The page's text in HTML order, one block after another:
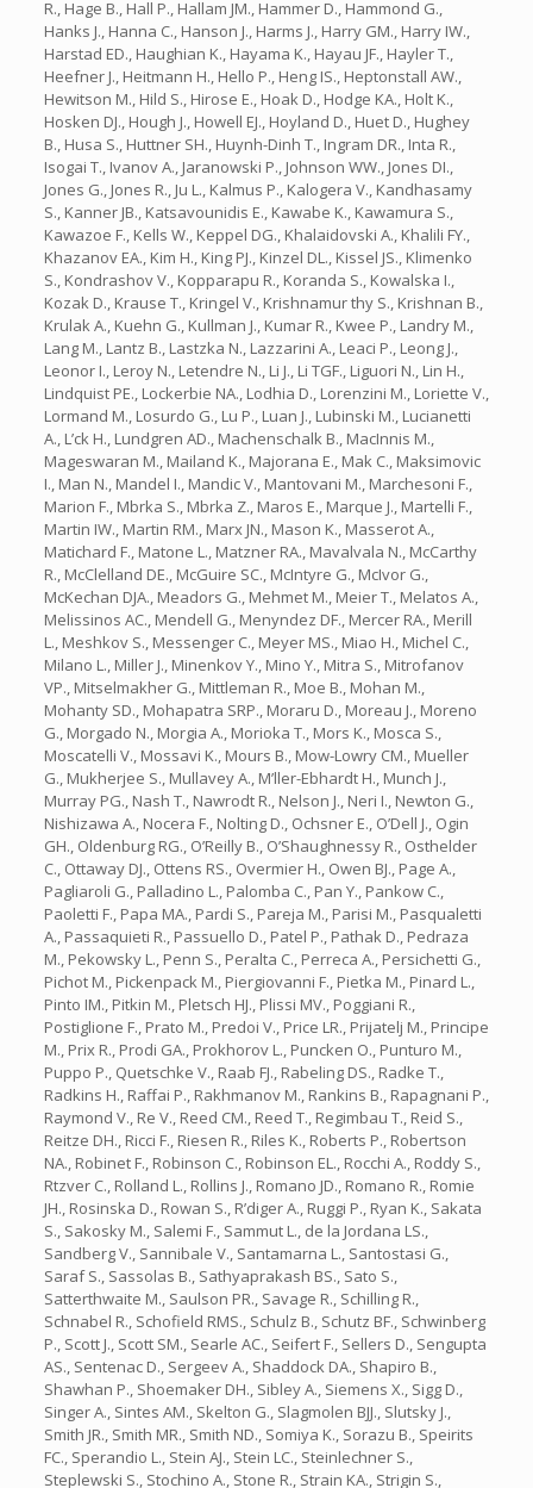
R., Hage B., Hall P., Hallam JM., Hammer D., Hammond G.,
Hanks J., Hanna C., Hanson J., Harms J., Harry GM., Harry IW.,
Harstad ED., Haughian K., Hayama K., Hayau JF., Hayler T.,
Heefner J., Heitmann H., Hello P., Heng IS., Heptonstall AW.,
Hewitson M., Hild S., Hirose E., Hoak D., Hodge KA., Holt K.,
Hosken DJ., Hough J., Howell EJ., Hoyland D., Huet D., Hughey
B., Husa S., Huttner SH., Huynh-Dinh T., Ingram DR., Inta R.,
Isogai T., Ivanov A., Jaranowski P., Johnson WW., Jones DI.,
Jones G., Jones R., Ju L., Kalmus P., Kalogera V., Kandhasamy
S., Kanner JB., Katsavounidis E., Kawabe K., Kawamura S.,
Kawazoe F., Kells W., Keppel DG., Khalaidovski A., Khalili FY.,
Khazanov EA., Kim H., King PJ., Kinzel DL., Kissel JS., Klimenko
S., Kondrashov V., Kopparapu R., Koranda S., Kowalska I.,
Kozak D., Krause T., Kringel V., Krishnamur thy S., Krishnan B.,
Krulak A., Kuehn G., Kullman J., Kumar R., Kwee P., Landry M.,
Lang M., Lantz B., Lastzka N., Lazzarini A., Leaci P., Leong J.,
Leonor I., Leroy N., Letendre N., Li J., Li TGF., Liguori N., Lin H.,
Lindquist PE., Lockerbie NA., Lodhia D., Lorenzini M., Loriette V.,
Lormand M., Losurdo G., Lu P., Luan J., Lubinski M., Lucianetti
A., L’ck H., Lundgren AD., Machenschalk B., MacInnis M.,
Mageswaran M., Mailand K., Majorana E., Mak C., Maksimovic
I., Man N., Mandel I., Mandic V., Mantovani M., Marchesoni F.,
Marion F., Mbrka S., Mbrka Z., Maros E., Marque J., Martelli F.,
Martin IW., Martin RM., Marx JN., Mason K., Masserot A.,
Matichard F., Matone L., Matzner RA., Mavalvala N., McCarthy
R., McClelland DE., McGuire SC., McIntyre G., McIvor G.,
McKechan DJA., Meadors G., Mehmet M., Meier T., Melatos A.,
Melissinos AC., Mendell G., Menyndez DF., Mercer RA., Merill
L., Meshkov S., Messenger C., Meyer MS., Miao H., Michel C.,
Milano L., Miller J., Minenkov Y., Mino Y., Mitra S., Mitrofanov
VP., Mitselmakher G., Mittleman R., Moe B., Mohan M.,
Mohanty SD., Mohapatra SRP., Moraru D., Moreau J., Moreno
G., Morgado N., Morgia A., Morioka T., Mors K., Mosca S.,
Moscatelli V., Mossavi K., Mours B., Mow-Lowry CM., Mueller
G., Mukherjee S., Mullavey A., M’ller-Ebhardt H., Munch J.,
Murray PG., Nash T., Nawrodt R., Nelson J., Neri I., Newton G.,
Nishizawa A., Nocera F., Nolting D., Ochsner E., O’Dell J., Ogin
GH., Oldenburg RG., O’Reilly B., O’Shaughnessy R., Osthelder
C., Ottaway DJ., Ottens RS., Overmier H., Owen BJ., Page A.,
Pagliaroli G., Palladino L., Palomba C., Pan Y., Pankow C.,
Paoletti F., Papa MA., Pardi S., Pareja M., Parisi M., Pasqualetti
A., Passaquieti R., Passuello D., Patel P., Pathak D., Pedraza
M., Pekowsky L., Penn S., Peralta C., Perreca A., Persichetti G.,
Pichot M., Pickenpack M., Piergiovanni F., Pietka M., Pinard L.,
Pinto IM., Pitkin M., Pletsch HJ., Plissi MV., Poggiani R.,
Postiglione F., Prato M., Predoi V., Price LR., Prijatelj M., Principe
M., Prix R., Prodi GA., Prokhorov L., Puncken O., Punturo M.,
Puppo P., Quetschke V., Raab FJ., Rabeling DS., Radke T.,
Radkins H., Raffai P., Rakhmanov M., Rankins B., Rapagnani P.,
Raymond V., Re V., Reed CM., Reed T., Regimbau T., Reid S.,
Reitze DH., Ricci F., Riesen R., Riles K., Roberts P., Robertson
NA., Robinet F., Robinson C., Robinson EL., Rocchi A., Roddy S.,
Rtzver C., Rolland L., Rollins J., Romano JD., Romano R., Romie
JH., Rosinska D., Rowan S., R’diger A., Ruggi P., Ryan K., Sakata
S., Sakosky M., Salemi F., Sammut L., de la Jordana LS.,
Sandberg V., Sannibale V., Santamarna L., Santostasi G.,
Saraf S., Sassolas B., Sathyaprakash BS., Sato S.,
Satterthwaite M., Saulson PR., Savage R., Schilling R.,
Schnabel R., Schofield RMS., Schulz B., Schutz BF., Schwinberg
P., Scott J., Scott SM., Searle AC., Seifert F., Sellers D., Sengupta
AS., Sentenac D., Sergeev A., Shaddock DA., Shapiro B.,
Shawhan P., Shoemaker DH., Sibley A., Siemens X., Sigg D.,
Singer A., Sintes AM., Skelton G., Slagmolen BJJ., Slutsky J.,
Smith JR., Smith MR., Smith ND., Somiya K., Sorazu B., Speirits
FC., Sperandio L., Stein AJ., Stein LC., Steinlechner S.,
Steplewski S., Stochino A., Stone R., Strain KA., Strigin S.,